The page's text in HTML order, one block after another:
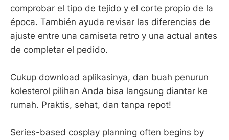
comprobar el tipo de tejido y el corte propio de la
época. También ayuda revisar las diferencias de
ajuste entre una camiseta retro y una actual antes
de completar el pedido.
Cukup download aplikasinya, dan buah penurun
kolesterol pilihan Anda bisa langsung diantar ke
rumah. Praktis, sehat, dan tanpa repot!
Series-based cosplay planning often begins by